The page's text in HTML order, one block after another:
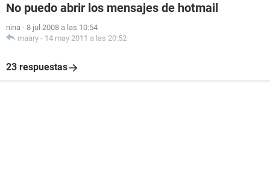
No puedo abrir los mensajes de hotmail
nina - 8 jul 2008 a las 10:54
maary - 14 may 2011 a las 20:52
23 respuestas